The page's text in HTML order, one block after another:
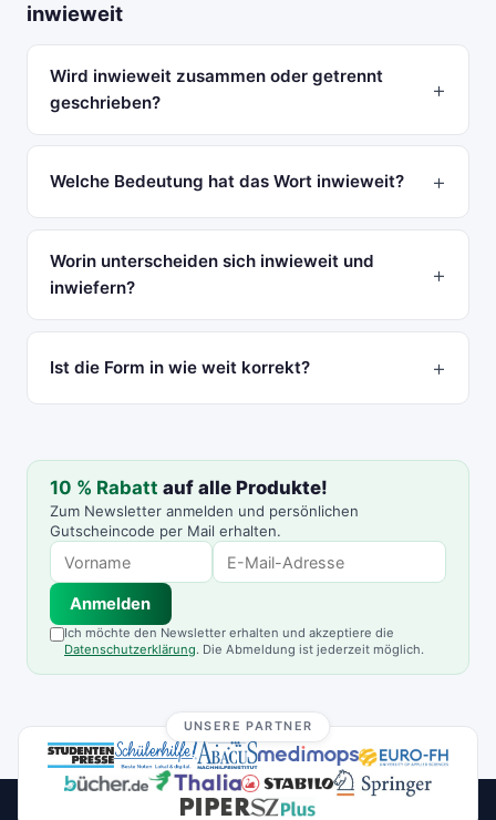
inwieweit
Wird inwieweit zusammen oder getrennt
geschrieben?
Welche Bedeutung hat das Wort inwieweit?
Worin unterscheiden sich inwieweit und
inwiefern?
Ist die Form in wie weit korrekt?
10 % Rabatt auf alle Produkte!
Zum Newsletter anmelden und persönlichen
Gutscheincode per Mail erhalten.
Anmelden
Ich möchte den Newsletter erhalten und akzeptiere die
Datenschutzerklärung. Die Abmeldung ist jederzeit möglich.
UNSERE PARTNER